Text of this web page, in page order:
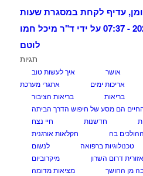
3 הוא שומן, עדיף לקחת במסגרת שעות
19 באוגוסט 2024 - 07:37 על ידי ד"ר מיכל חמו
לוטם
תגיות
אושר
איך לעשות טוב
אריכות ימים
אתגרי מערכת
בריאות
בריאות הציבור
הם מסע של חיפוש הדרך הביתה
חדשנות
חיי נצח
בה
חקלאות אורגנית
טכנולוגיות ברפואה
לנשום
דרום השרון
מיקרוביום
מן החושך
מציאות מדומה